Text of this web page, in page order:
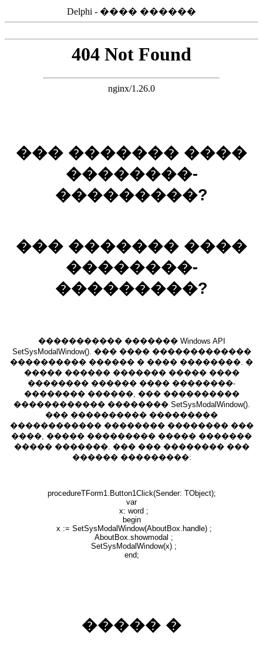
Delphi - ���� ������
��� ������� ����
��������-
���������?
��� ������� ����
��������-
���������?
����������� ������� Windows API
SetSysModalWindow(). ��� ���� �������������
���������� ������ � ���� ��������. �
����� ������ ������� ����� ����
�������� ������ ���� ��������-
�������� ������, ��� ����������
������������ �������� SetSysModalWindow().
��� ���������� ���������
������������ �������� �������� ���
����, ����� ��������� ����� �������
����� �������. ��� ��� �������� ���
������ ���������:
procedureTForm1.Button1Click(Sender: TObject);
var
x: word ;
begin
x := SetSysModalWindow(AboutBox.handle) ;
AboutBox.showmodal ;
SetSysModalWindow(x) ;
end;
����� �